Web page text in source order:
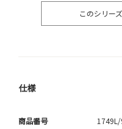
このシリー
仕様
商品番号